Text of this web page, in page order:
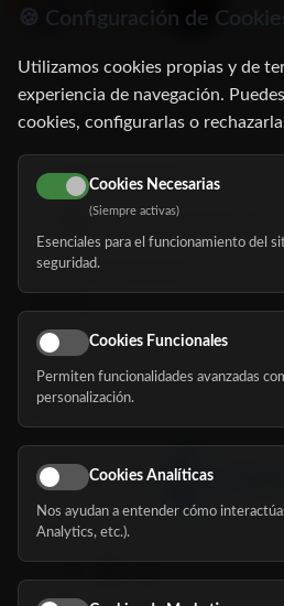
C/ Oruro, 11. 28016
91 345 06 26
616 113 103
hola@mundomayor.com
Buscador de residencias
Eventos
Nosotros
Síguenos
🍪 Configuración de
Utilizamos cookies propias y de
experiencia de navegación.
cookies, configurarlas o
Cookies Necesarias
(Siempre activas)
Esenciales para el funcionamiento del
seguridad.
Cookies Funcionales
Permiten funcionalidades avanzadas
personalización.
Cookies Analíticas
Nos ayudan a entender cómo
Analytics, etc.).